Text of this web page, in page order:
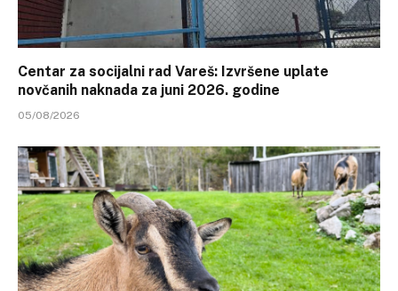
Centar za socijalni rad Vareš: Izvršene uplate
novčanih naknada za juni 2026. godine
05/08/2026